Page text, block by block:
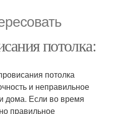
потолка:
потолка
и неправильное
дома. Если во время
правильное